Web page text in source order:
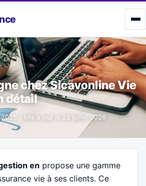
chez Sicavonline Vie
détail
- Mis à jour le 29 juillet 2026
en propose une gamme
vie à ses clients. Ce